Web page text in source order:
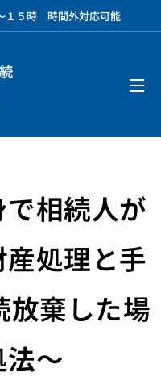
１５時 時間外対応可能
で相続人が
処理と手
放棄した場
〜